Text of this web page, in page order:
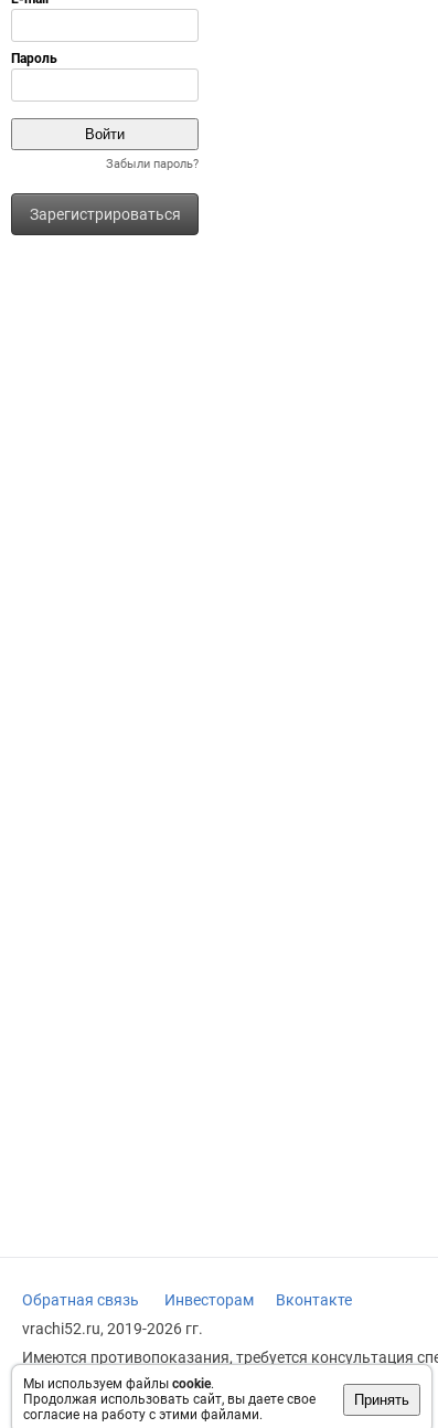
Забыли пароль?
Зарегистрироваться
Мы используем файлы cookie.
Продолжая использовать сайт, вы даете свое
согласие на работу с этими файлами.
Принять
Обратная связь Инвесторам
Вконтакте
vrachi52.ru, 2019-2026 гг.
Имеются противопоказания, требуется консультация
заменяет прием врача.
Возрастное ограничение: 18+